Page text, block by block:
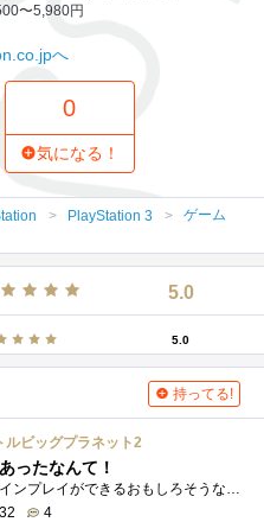
〜5,980円
へ
0
気になる！
PlayStation 3
ゲーム
5.0
5.0
持ってる!
ルビッグプラネット2
ったなんて！
４人同時オフラインプレイができるおもしろそうなゲームを探してまして、こちらを導入してみました。 なんかかわいいなはー(•௰•)◜ ゲー...
32
4